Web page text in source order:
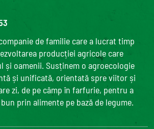
de familie care a lucrat timp
producției agricole care
și oamenii. Susținem o agroecologie
și unificată, orientată spre viitor și
zi, de pe câmp în farfurie, pentru a
prin alimente pe bază de legume.